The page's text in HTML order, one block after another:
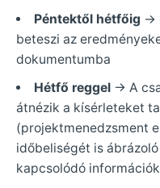
Péntektől hétfőig -
beteszi az
dokumentumba
Hétfő reggel-> A
átnézik a kísérleteket
(projektmenedzsment
időbeliségét is
kapcsolódó